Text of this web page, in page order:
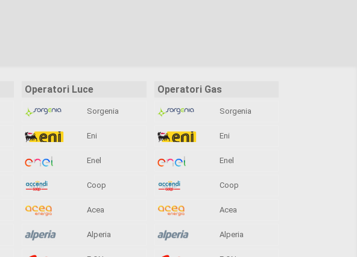
Operatori Luce
Sorgenia
Eni
Enel
Coop
Acea
Alperia
Operatori Gas
Sorgenia
Eni
Enel
Coop
Acea
Alperia